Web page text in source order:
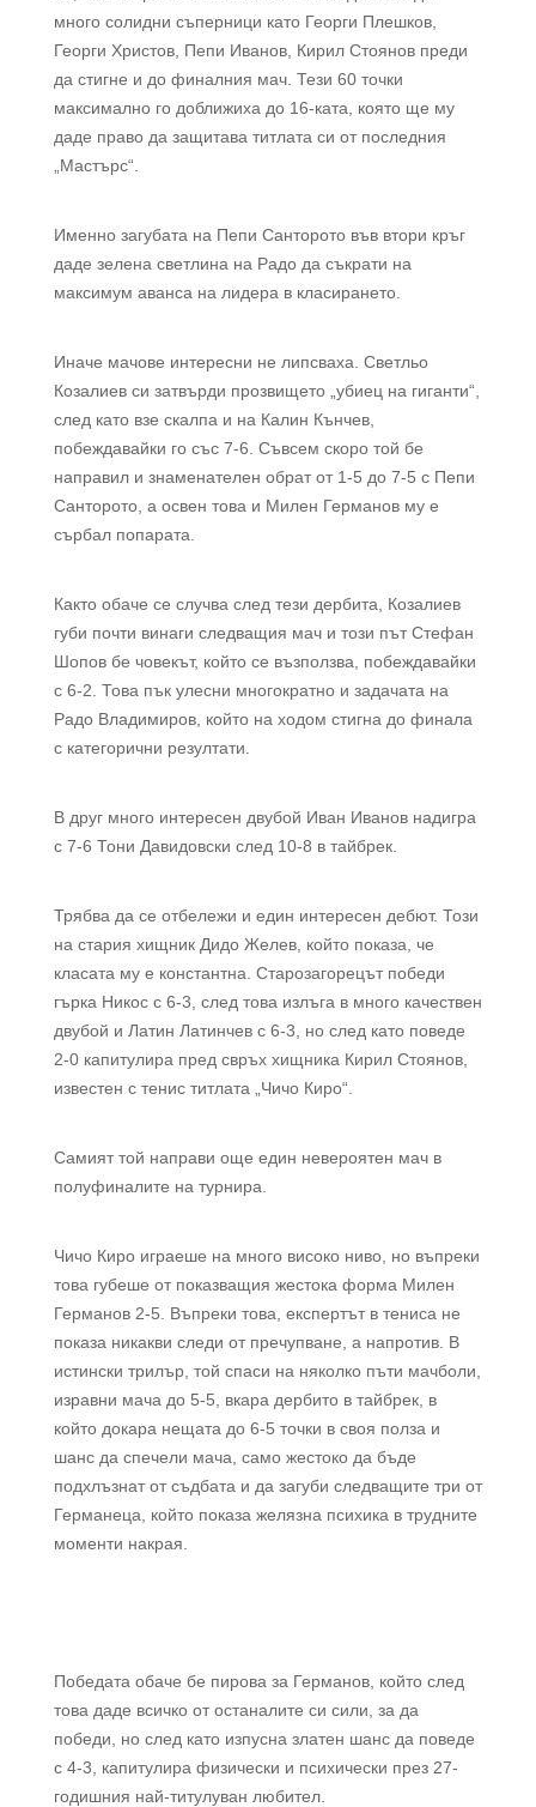
много солидни съперници като Георги Плешков,
Георги Христов, Пепи Иванов, Кирил Стоянов преди
да стигне и до финалния мач. Тези 60 точки
максимално го доближиха до 16-ката, която ще му
даде право да защитава титлата си от последния
„Мастърс“.
Именно загубата на Пепи Санторото във втори кръг
даде зелена светлина на Радо да съкрати на
максимум аванса на лидера в класирането.
Иначе мачове интересни не липсваха. Светльо
Козалиев си затвърди прозвището „убиец на гиганти“,
след като взе скалпа и на Калин Кънчев,
побеждавайки го със 7-6. Съвсем скоро той бе
направил и знаменателен обрат от 1-5 до 7-5 с Пепи
Санторото, а освен това и Милен Германов му е
сърбал попарата.
Както обаче се случва след тези дербита, Козалиев
губи почти винаги следващия мач и този път Стефан
Шопов бе човекът, който се възползва, побеждавайки
с 6-2. Това пък улесни многократно и задачата на
Радо Владимиров, който на ходом стигна до финала
с категорични резултати.
В друг много интересен двубой Иван Иванов надигра
с 7-6 Тони Давидовски след 10-8 в тайбрек.
Трябва да се отбележи и един интересен дебют. Този
на стария хищник Дидо Желев, който показа, че
класата му е константна. Старозагорецът победи
гърка Никос с 6-3, след това излъга в много качествен
двубой и Латин Латинчев с 6-3, но след като поведе
2-0 капитулира пред свръх хищника Кирил Стоянов,
известен с тенис титлата „Чичо Киро“.
Самият той направи още един невероятен мач в
полуфиналите на турнира.
Чичо Киро играеше на много високо ниво, но въпреки
това губеше от показващия жестока форма Милен
Германов 2-5. Въпреки това, експертът в тениса не
показа никакви следи от пречупване, а напротив. В
истински трилър, той спаси на няколко пъти мачболи,
изравни мача до 5-5, вкара дербито в тайбрек, в
който докара нещата до 6-5 точки в своя полза и
шанс да спечели мача, само жестоко да бъде
подхлъзнат от съдбата и да загуби следващите три от
Германеца, който показа желязна психика в трудните
моменти накрая.
Победата обаче бе пирова за Германов, който след
това даде всичко от останалите си сили, за да
победи, но след като изпусна златен шанс да поведе
с 4-3, капитулира физически и психически през 27-
годишния най-титулуван любител.